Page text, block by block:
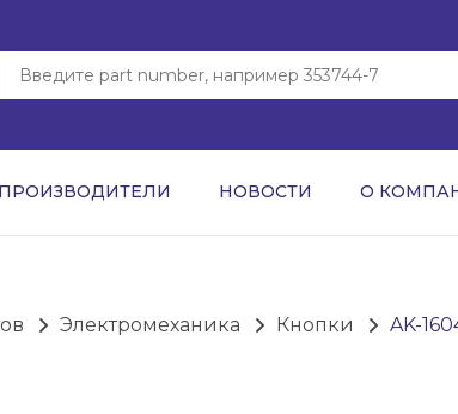
ПРОИЗВОДИТЕЛИ НОВОСТИ О
Электромеханика Кнопки AK-